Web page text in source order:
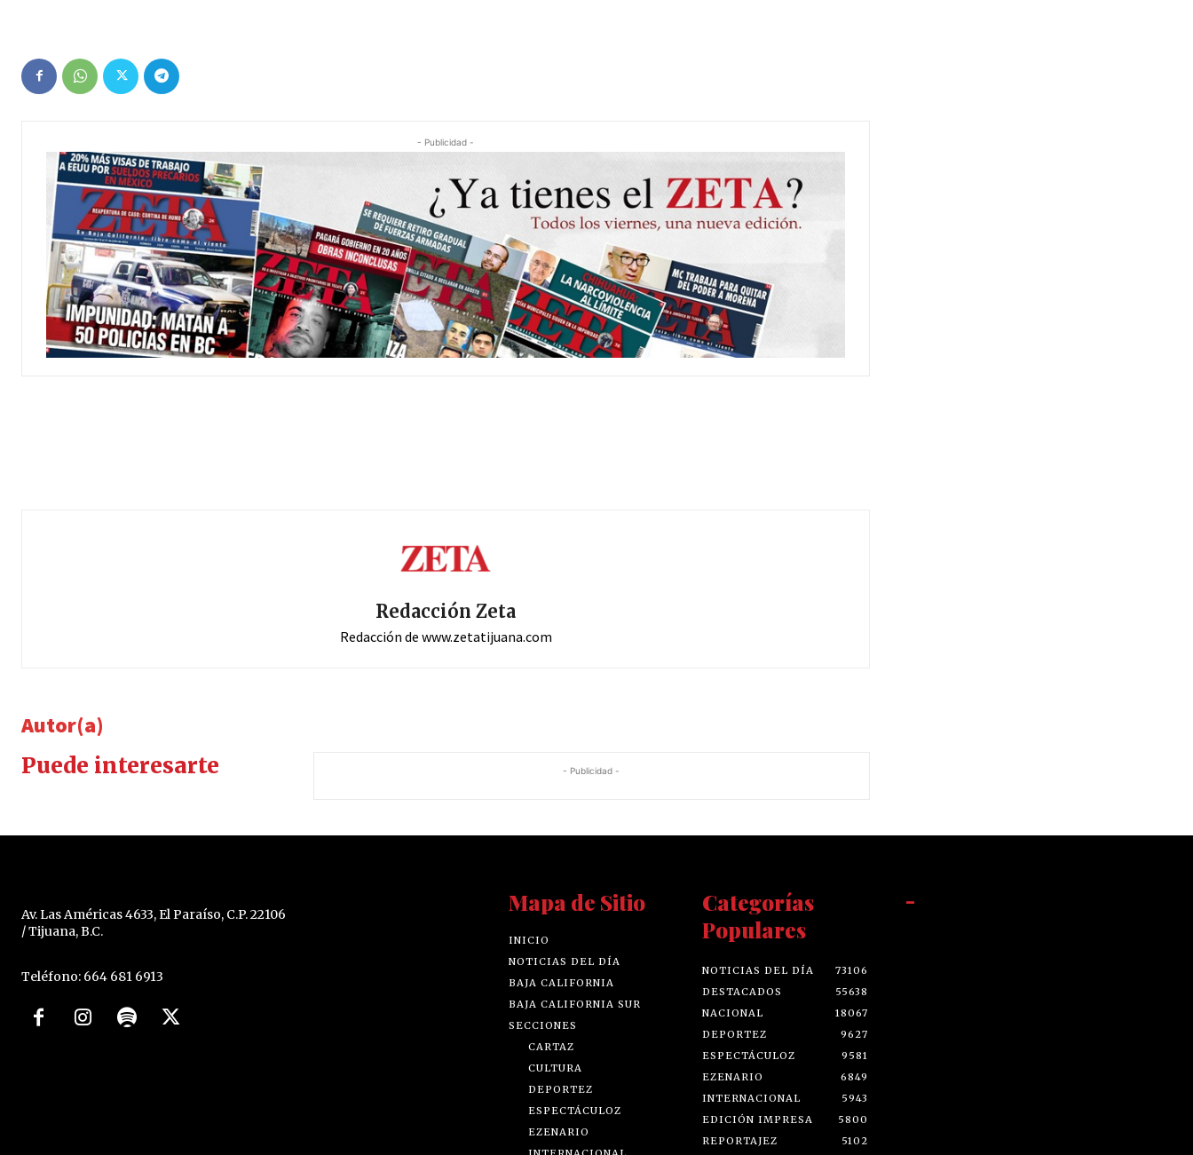
- Publicidad -
Redacción Zeta
Redacción de www.zetatijuana.com
Autor(a)
Puede interesarte
- Publicidad -
Av. Las Américas 4633, El Paraíso, C.P. 22106
/ Tijuana, B.C.
Teléfono: 664 681 6913
Mapa de Sitio
INICIO
NOTICIAS DEL DÍA
BAJA CALIFORNIA
BAJA CALIFORNIA SUR
SECCIONES
CARTAZ
CULTURA
DEPORTEZ
ESPECTÁCULOZ
EZENARIO
Categorías
Populares
NOTICIAS DEL DÍA
73106
DESTACADOS
55638
NACIONAL
18067
DEPORTEZ
9627
ESPECTÁCULOZ
9581
EZENARIO
6849
INTERNACIONAL
5943
EDICIÓN IMPRESA
5800
REPORTAJEZ
5102
-